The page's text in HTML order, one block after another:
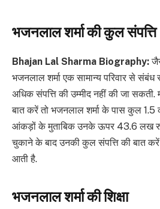
भजनलाल शर्मा की कुल संपत्ति
Bhajan Lal Sharma Biography:
भजनलाल शर्मा एक सामान्य परिवार से
अधिक संपत्ति की उम्मीद नहीं की जा सकती.
बात करें तो भजनलाल शर्मा के पास कुल 1.5
आंकड़ों के मुताबिक उनके ऊपर 43.6 लख
चुकाने के बाद उनकी कुल संपत्ति की बात
आती है.
भजनलाल शर्मा की शिक्षा